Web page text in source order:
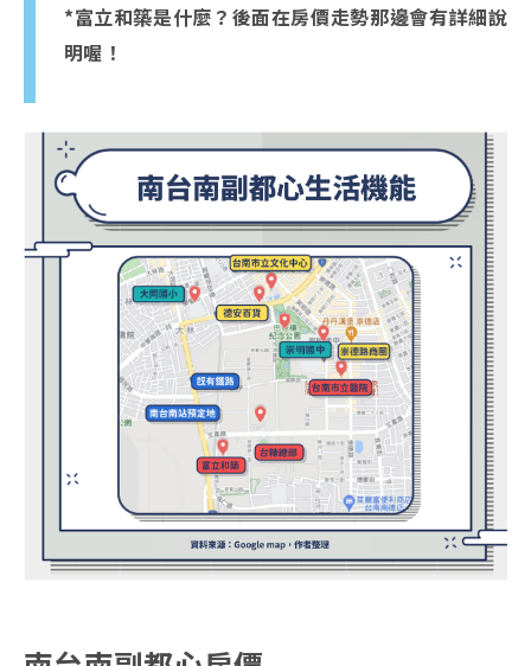
*富立和築是什麼？後面在房價走勢那邊會有詳細說
明喔！